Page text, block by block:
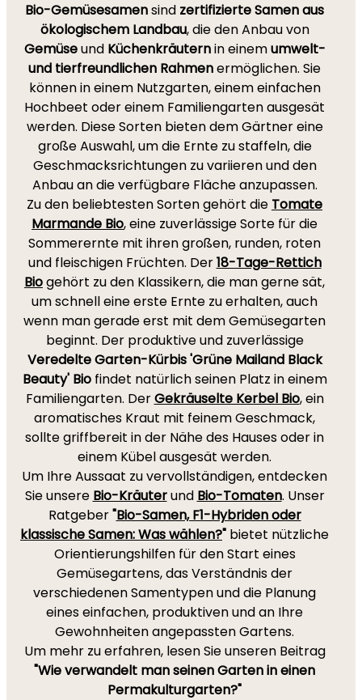
Bio-Gemüsesamensind zertifizierte Samen aus
ökologischem Landbau, die den Anbau von
Gemüseund Küchenkräuternin einemumwelt-
und tierfreundlichen Rahmenermöglichen. Sie
können in einem Nutzgarten, einem einfachen
Hochbeet oder einem Familiengarten ausgesät
werden. Diese Sorten bieten dem Gärtner eine
große Auswahl, um die Ernte zu staffeln, die
Geschmacksrichtungen zu variieren und den
Anbau an die verfügbare Fläche anzupassen.
Zu den beliebtesten Sorten gehört die Tomate
Marmande Bio, eine zuverlässige Sorte für die
Sommerernte mit ihren großen, runden, roten
und fleischigen Früchten. Der18-Tage-Rettich
Biogehört zu den Klassikern, die man gerne sät,
um schnell eine erste Ernte zu erhalten, auch
wenn man gerade erst mit dem Gemüsegarten
beginnt. Der produktive und zuverlässige
Veredelte Garten-Kürbis 'Grüne Mailand Black
Beauty' Biofindet natürlich seinen Platz in einem
Familiengarten. DerGekräuselte Kerbel Bio, ein
aromatisches Kraut mit feinem Geschmack,
sollte griffbereit in der Nähe des Hauses oder in
einem Kübel ausgesät werden.
Um Ihre Aussaat zu vervollständigen, entdecken
Sie unsere Bio-Kräuterund Bio-Tomaten. Unser
Ratgeber"Bio-Samen, F1-Hybriden oder
klassische Samen: Was wählen?" bietet nützliche
Orientierungshilfen für den Start eines
Gemüsegartens, das Verständnis der
verschiedenen Samentypen und die Planung
eines einfachen, produktiven und an Ihre
Gewohnheiten angepassten Gartens.
Um mehr zu erfahren, lesen Sie unseren Beitrag
"Wie verwandelt man seinen Garten in einen
Permakulturgarten?"